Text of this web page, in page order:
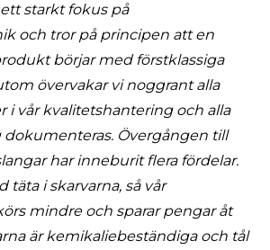
starkt fokus på
och tror på principen att en
börjar med förstklassiga
övervakar vi noggrant alla
i vår kvalitetshantering och alla
Övergången till
har inneburit flera fördelar.
täta i skarvarna, så vår
mindre och sparar pengar åt
är kemikaliebeständiga och tål